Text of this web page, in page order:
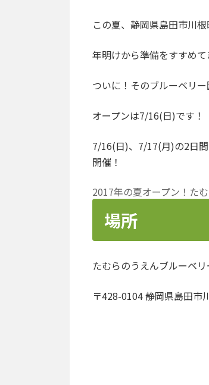
この夏、静岡県島田市川
年明けから準備をすすめ
ついに！そのブルーベリ
オープンは7/16(日)です！
7/16(日)、7/17(月)の2日
開催！
2017年の夏オープン！た
場所
たむらのうえんブルーベ
〒428-0104 静岡県島田市